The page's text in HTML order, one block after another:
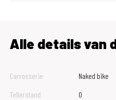
Alle details van
Carrosserie
Naked bike
Tellerstand
0